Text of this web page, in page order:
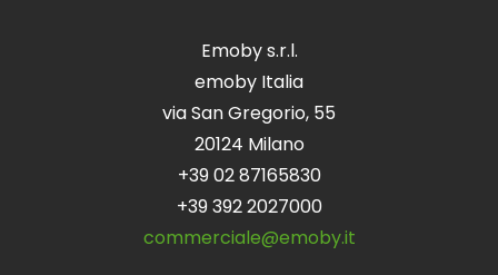
Emoby s.r.l.
emoby Italia
via San Gregorio, 55
20124 Milano
+39 02 87165830
+39 392 2027000
commerciale@emoby.it